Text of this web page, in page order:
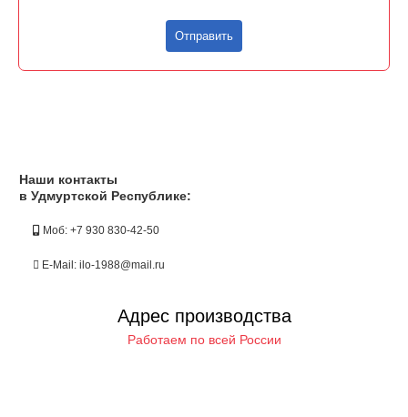
Отправить
Наши контакты
в Удмуртской Республике:
Моб: +7 930 830-42-50
E-Mail: ilo-1988@mail.ru
Адрес производства
Работаем по всей России